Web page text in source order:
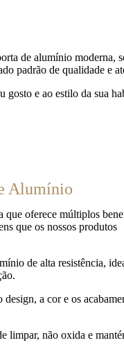
de alumínio
padrão de qualidade e
gosto e ao estilo da sua
Alumínio
que oferece múltiplos
que os nossos produtos
de alta resistência,
design, a cor e os
limpar, não oxida e